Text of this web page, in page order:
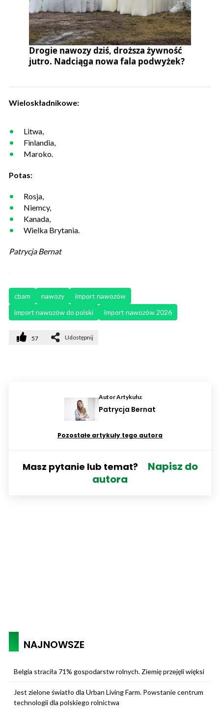
Drogie nawozy dziś, droższa żywność
jutro. Nadciąga nowa fala podwyżek?
Wieloskładnikowe:
Litwa,
Finlandia,
Maroko.
Potas:
Rosja,
Niemcy,
Kanada,
Wielka Brytania.
Patrycja Bernat
cbam nawozy
import nawozów
import nawozów do polski
import nawozów 2026
57 Udostępnij
Autor Artykułu:
Patrycja Bernat
Pozostałe artykuły tego autora
Masz pytanie lub temat?
Napisz do
autora
NAJNOWSZE
Belgia straciła 71% gospodarstw rolnych. Ziemię przejęli więksi
Jest zielone światło dla Urban Living Farm. Powstanie centrum
technologii dla polskiego rolnictwa